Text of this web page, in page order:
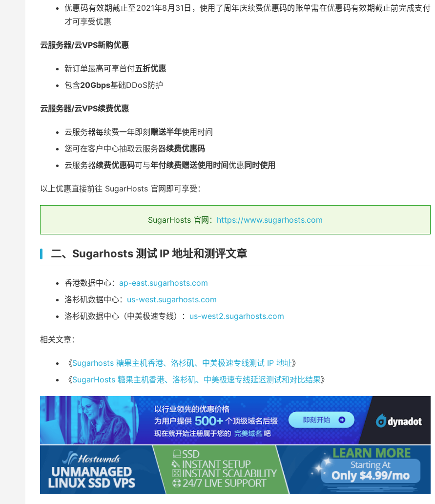
优惠码有效期截止至2021年8月31日， 使用了周年庆续费优惠码的账单需在优惠码有效期截止前完成支付
才可享受优惠
云服务器/云VPS新购优惠
新订单最高可享首付五折优惠
包含20Gbps基础DDoS防护
云服务器/云VPS续费优惠
云服务器每续费一年即刻 赠送半年使用时间
您可在客户中心抽取云服务器续费优惠码
云服务器续费优惠码可与年付续费赠送使用时间优惠 同时使用
以上优惠直接前往 SugarHosts 官网即可享受：
SugarHosts 官网： https://www.sugarhosts.com
二、Sugarhosts 测试 IP 地址和测评文章
香港数据中心： ap-east.sugarhosts.com
洛杉矶数据中心： us-west.sugarhosts.com
洛杉矶数据中心（中美极速专线）： us-west2.sugarhosts.com
相关文章：
《Sugarhosts 糖果主机香港、洛杉矶、中美极速专线测试 IP 地址》
《SugarHosts 糖果主机香港、洛杉矶、中美极速专线延迟测试和对比结果》